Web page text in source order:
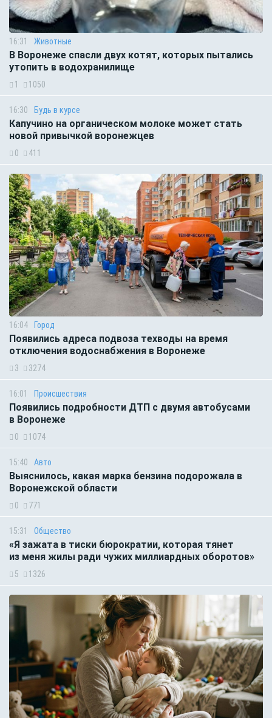
16:31 Животные
В Воронеже спасли двух котят, которых пытались
утопить в водохранилище
1 1050
16:30 Будь в курсе
Капучино на органическом молоке может стать
новой привычкой воронежцев
0 411
16:04 Город
Появились адреса подвоза техводы на время
отключения водоснабжения в Воронеже
3 3274
16:01 Происшествия
Появились подробности ДТП с двумя автобусами
в Воронеже
0 1074
15:40 Авто
Выяснилось, какая марка бензина подорожала в
Воронежской области
0 771
15:31 Общество
«Я зажата в тиски бюрократии, которая тянет
из меня жилы ради чужих миллиардных оборотов»
5 1326